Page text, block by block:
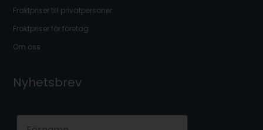
Fraktpriser till privatpersoner
Fraktpriser för företag
Om oss
Nyhetsbrev